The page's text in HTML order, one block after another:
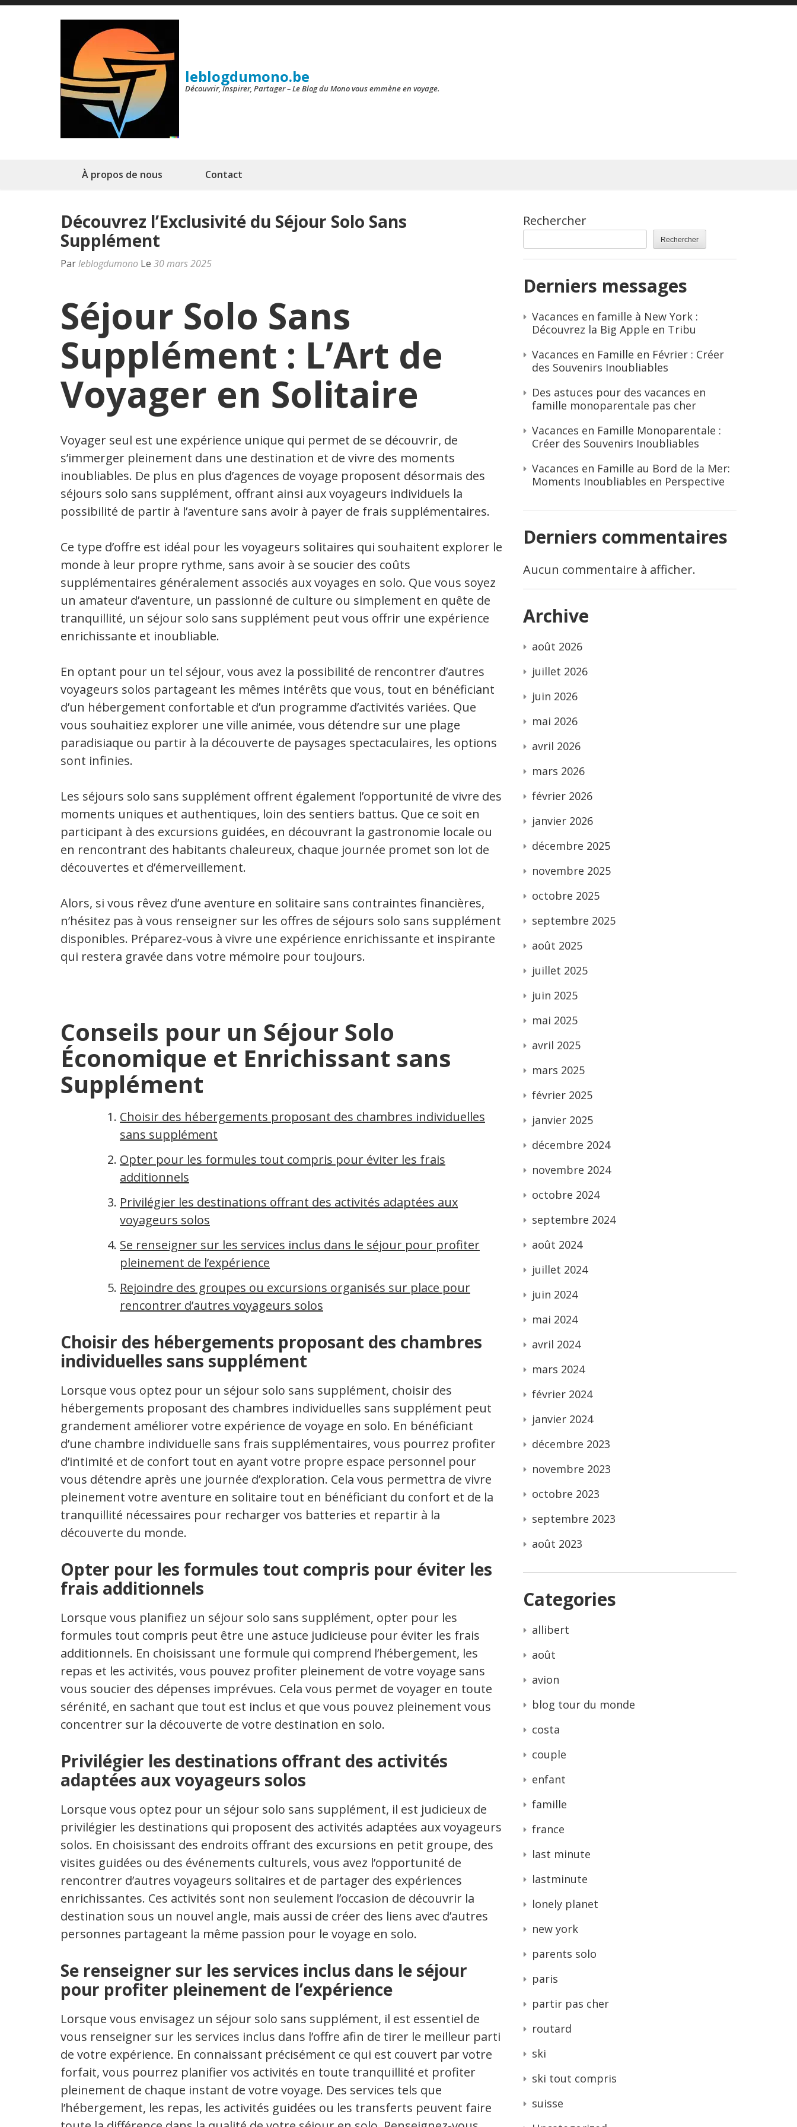
Aller
leblogdumono.be
Découvrir, Inspirer, Partager – Le Blog du Mono vous emmène en voyage.
À propos de nous Contact
Découvrez l’Exclusivité du Séjour Solo Sans
Supplément
Parleblogdumono Le 30 mars 2025
Séjour Solo Sans
Supplément : L’Art de
Voyager en Solitaire
Voyager seul est une expérience unique qui permet de se découvrir, de
s’immerger pleinement dans une destination et de vivre des moments
inoubliables. De plus en plus d’agences de voyage proposent désormais des
séjours solo sans supplément, offrant ainsi aux voyageurs individuels la
possibilité de partir à l’aventure sans avoir à payer de frais supplémentaires.
Ce type d’offre est idéal pour les voyageurs solitaires qui souhaitent explorer le
monde à leur propre rythme, sans avoir à se soucier des coûts
supplémentaires généralement associés aux voyages en solo. Que vous soyez
un amateur d’aventure, un passionné de culture ou simplement en quête de
tranquillité, un séjour solo sans supplément peut vous offrir une expérience
enrichissante et inoubliable.
En optant pour un tel séjour, vous avez la possibilité de rencontrer d’autres
voyageurs solos partageant les mêmes intérêts que vous, tout en bénéficiant
d’un hébergement confortable et d’un programme d’activités variées. Que
vous souhaitiez explorer une ville animée, vous détendre sur une plage
paradisiaque ou partir à la découverte de paysages spectaculaires, les options
sont infinies.
Les séjours solo sans supplément offrent également l’opportunité de vivre des
moments uniques et authentiques, loin des sentiers battus. Que ce soit en
participant à des excursions guidées, en découvrant la gastronomie locale ou
en rencontrant des habitants chaleureux, chaque journée promet son lot de
découvertes et d’émerveillement.
Alors, si vous rêvez d’une aventure en solitaire sans contraintes financières,
n’hésitez pas à vous renseigner sur les offres de séjours solo sans supplément
disponibles. Préparez-vous à vivre une expérience enrichissante et inspirante
qui restera gravée dans votre mémoire pour toujours.
Conseils pour un Séjour Solo
Économique et Enrichissant sans
Supplément
Choisir des hébergements proposant des chambres individuelles
sans supplément
Opter pour les formules tout compris pour éviter les frais
additionnels
Privilégier les destinations offrant des activités adaptées aux
voyageurs solos
Se renseigner sur les services inclus dans le séjour pour profiter
pleinement de l’expérience
Rejoindre des groupes ou excursions organisés sur place pour
rencontrer d’autres voyageurs solos
Choisir des hébergements proposant des chambres
individuelles sans supplément
Lorsque vous optez pour un séjour solo sans supplément, choisir des
hébergements proposant des chambres individuelles sans supplément peut
grandement améliorer votre expérience de voyage en solo. En bénéficiant
d’une chambre individuelle sans frais supplémentaires, vous pourrez profiter
d’intimité et de confort tout en ayant votre propre espace personnel pour
vous détendre après une journée d’exploration. Cela vous permettra de vivre
pleinement votre aventure en solitaire tout en bénéficiant du confort et de la
tranquillité nécessaires pour recharger vos batteries et repartir à la
découverte du monde.
Opter pour les formules tout compris pour éviter les
frais additionnels
Lorsque vous planifiez un séjour solo sans supplément, opter pour les
formules tout compris peut être une astuce judicieuse pour éviter les frais
additionnels. En choisissant une formule qui comprend l’hébergement, les
repas et les activités, vous pouvez profiter pleinement de votre voyage sans
vous soucier des dépenses imprévues. Cela vous permet de voyager en toute
sérénité, en sachant que tout est inclus et que vous pouvez pleinement vous
concentrer sur la découverte de votre destination en solo.
Privilégier les destinations offrant des activités
adaptées aux voyageurs solos
Lorsque vous optez pour un séjour solo sans supplément, il est judicieux de
privilégier les destinations qui proposent des activités adaptées aux voyageurs
solos. En choisissant des endroits offrant des excursions en petit groupe, des
visites guidées ou des événements culturels, vous avez l’opportunité de
rencontrer d’autres voyageurs solitaires et de partager des expériences
enrichissantes. Ces activités sont non seulement l’occasion de découvrir la
destination sous un nouvel angle, mais aussi de créer des liens avec d’autres
personnes partageant la même passion pour le voyage en solo.
Se renseigner sur les services inclus dans le séjour
pour profiter pleinement de l’expérience
Lorsque vous envisagez un séjour solo sans supplément, il est essentiel de
vous renseigner sur les services inclus dans l’offre afin de tirer le meilleur parti
de votre expérience. En connaissant précisément ce qui est couvert par votre
forfait, vous pourrez planifier vos activités en toute tranquillité et profiter
pleinement de chaque instant de votre voyage. Des services tels que
l’hébergement, les repas, les activités guidées ou les transferts peuvent faire
Rechercher
Rechercher
Derniers messages
Vacances en famille à New York :
Découvrez la Big Apple en Tribu
Vacances en Famille en Février : Créer
des Souvenirs Inoubliables
Des astuces pour des vacances en
famille monoparentale pas cher
Vacances en Famille Monoparentale :
Créer des Souvenirs Inoubliables
Vacances en Famille au Bord de la Mer:
Moments Inoubliables en Perspective
Derniers commentaires
Aucun commentaire à afficher.
Archive
août 2026
juillet 2026
juin 2026
mai 2026
avril 2026
mars 2026
février 2026
janvier 2026
décembre 2025
novembre 2025
octobre 2025
septembre 2025
août 2025
juillet 2025
juin 2025
mai 2025
avril 2025
mars 2025
février 2025
janvier 2025
décembre 2024
novembre 2024
octobre 2024
septembre 2024
août 2024
juillet 2024
juin 2024
mai 2024
avril 2024
mars 2024
février 2024
janvier 2024
décembre 2023
novembre 2023
octobre 2023
septembre 2023
août 2023
Categories
allibert
août
avion
blog tour du monde
costa
couple
enfant
famille
france
last minute
lastminute
lonely planet
new york
parents solo
paris
partir pas cher
routard
ski
ski tout compris
suisse